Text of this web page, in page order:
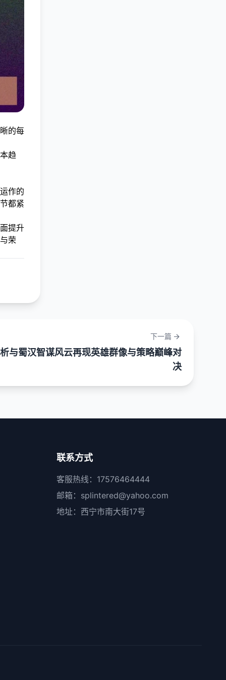
的每
趋
作的
都紧
提升
荣
下一篇
与蜀汉智谋风云再现英雄群像与策略巅峰对
决
联系方式
客服热线：17576464444
邮箱：splintered@yahoo.com
地址：西宁市南大街17号